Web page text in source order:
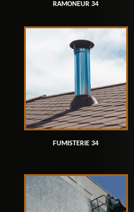
RAMONEUR 34
FUMISTERIE 34